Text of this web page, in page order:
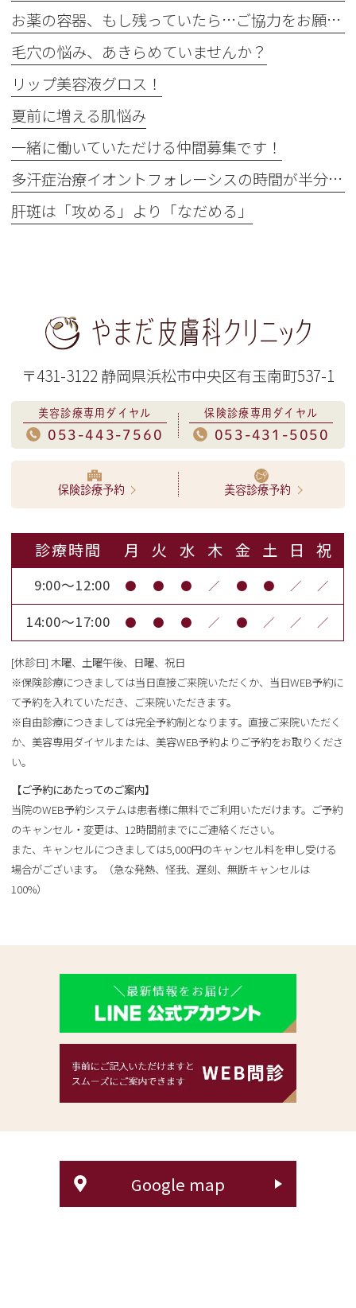
お薬の容器、もし残っていたら…ご協力をお願いします
毛穴の悩み、あきらめていませんか？
リップ美容液グロス！
夏前に増える肌悩み
一緒に働いていただける仲間募集です！
多汗症治療イオントフォレーシスの時間が半分に
肝斑は「攻める」より「なだめる」
〒431-3122 静岡県浜松市中央区有玉南町537-1
美容診療専用ダイヤル
053-443-7560
保険診療専用ダイヤル
053-431-5050
保険診療予約 美容診療予約
診療時間 月 火 水 木 金 土 日 祝
9:00～12:00 ● ● ● ／ ● ● ／ ／
14:00～17:00 ● ● ● ／ ● ／ ／ ／
[休診日] 木曜、土曜午後、日曜、祝日
※保険診療につきましては当日直接ご来院いただくか、当日WEB予約に
て予約を入れていただき、ご来院いただきます。
※自由診療につきましては完全予約制となります。直接ご来院いただく
か、美容専用ダイヤルまたは、美容WEB予約よりご予約をお取りくださ
い。
【ご予約にあたってのご案内】
当院のWEB予約システムは患者様に無料でご利用いただけます。ご予約
のキャンセル・変更は、12時間前までにご連絡ください。
また、キャンセルにつきましては5,000円のキャンセル料を申し受ける
場合がございます。（急な発熱、怪我、遅刻、無断キャンセルは
100%）
Google map